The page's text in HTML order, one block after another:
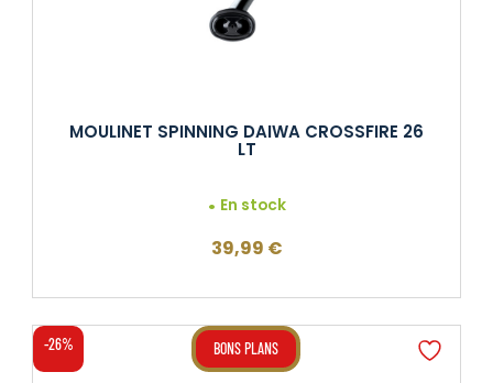
MOULINET SPINNING DAIWA CROSSFIRE 26
LT
En stock
39,99 €
-26% BONS PLANS